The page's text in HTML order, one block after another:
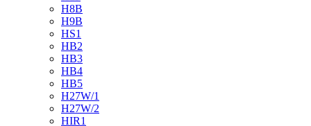
H8B
H9B
HS1
HB2
HB3
HB4
HB5
H27W/1
H27W/2
HIR1